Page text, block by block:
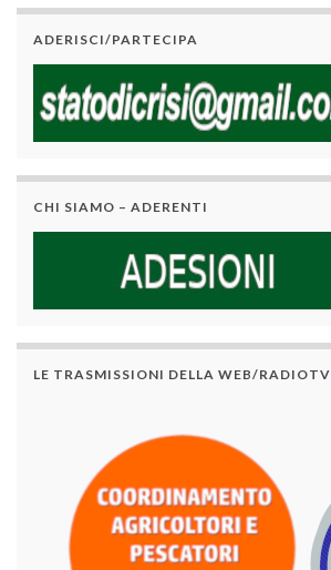
ADERISCI/PARTECIPA
CHI SIAMO – ADERENTI
LE TRASMISSIONI DELLA WEB/RADIOTV